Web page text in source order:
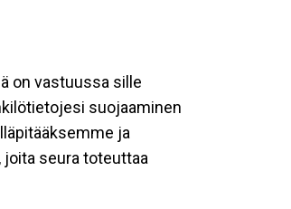
on vastuussa sille
suojaaminen
ja
seura toteuttaa